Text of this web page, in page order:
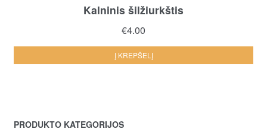
Kalninis šilžiurkštis
€4.00
Į KREPŠELĮ
PRODUKTO KATEGORIJOS